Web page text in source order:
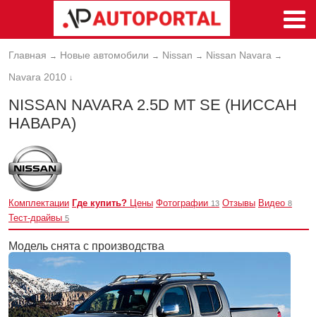
Главная → Новые автомобили → Nissan → Nissan Navara →
Navara 2010 ↓
NISSAN NAVARA 2.5D MT SE (НИССАН
НАВАРА)
Комплектации Где купить? Цены Фотографии 13 Отзывы Видео 8
Тест-драйвы 5
Модель снята с производства